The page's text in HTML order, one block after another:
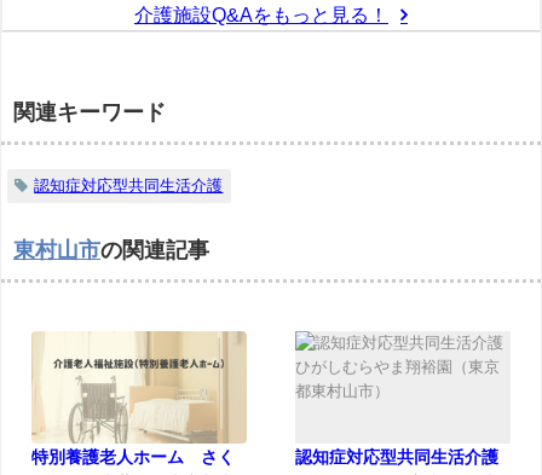
介護施設Q&Aをもっと見る！
関連キーワード
認知症対応型共同生活介護
東村山市の関連記事
特別養護老人ホーム さく 認知症対応型共同生活介護